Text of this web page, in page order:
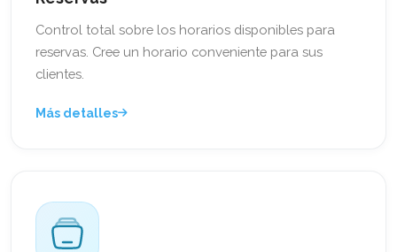
Control total sobre los horarios disponibles para
reservas. Cree un horario conveniente para sus
clientes.
Más detalles